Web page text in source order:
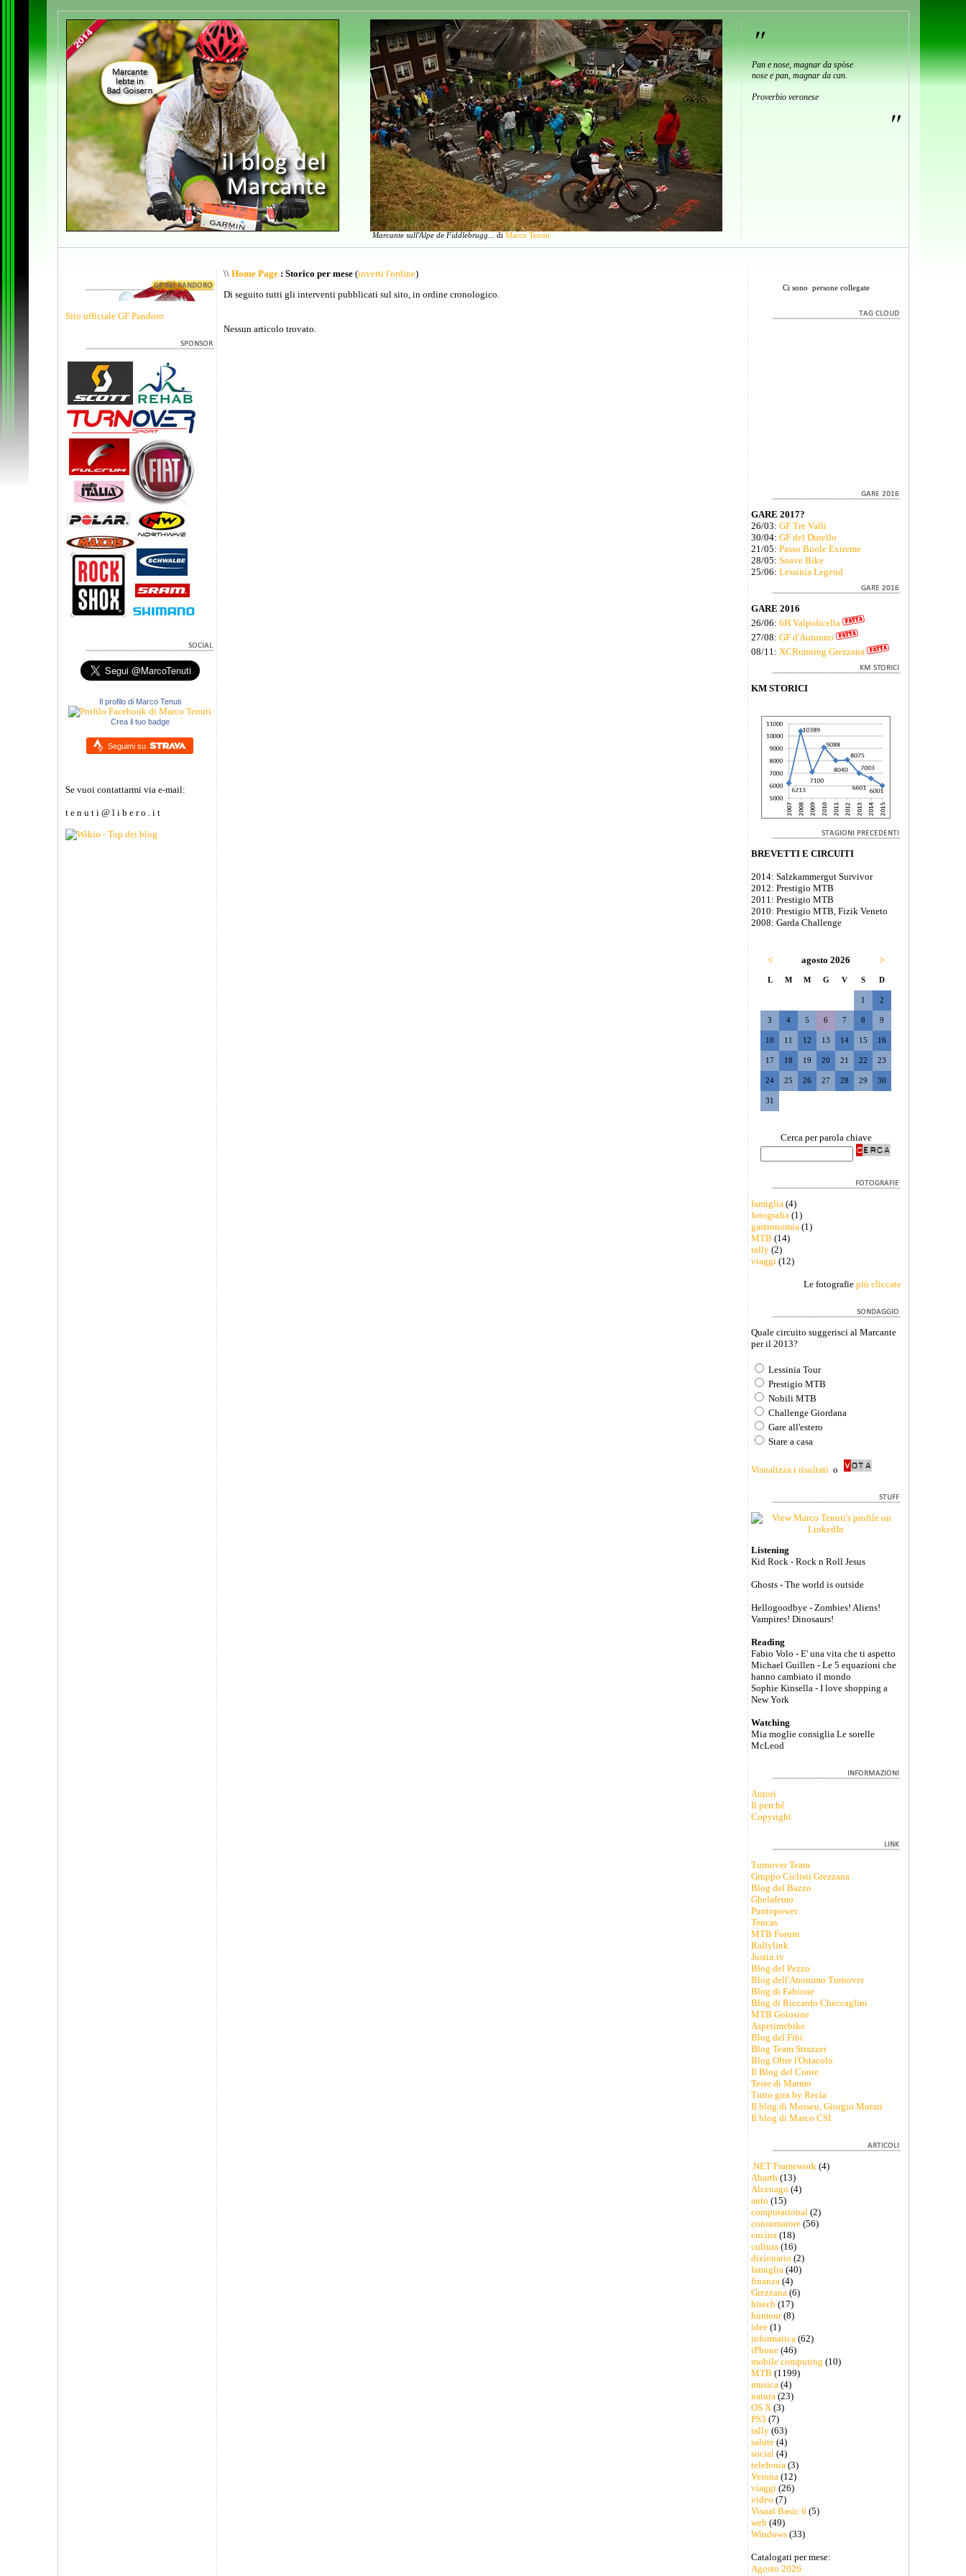
Marcante sull'Alpe de Fiddlebrugg... di Marco Tenuti
"
Pan e nose, magnar da spòse
nose e pan, magnar da can.
Proverbio veronese
"
Sito ufficiale GF Pandoro
Il profilo di Marco Tenuti
Crea il tuo badge
Seguimi su
Se vuoi contattarmi via e-mail:
t e n u t i @ l i b e r o . i t
\\ Home Page: Storico per mese(inverti l'ordine)
Di seguito tutti gli interventi pubblicati sul sito, in ordine cronologico.
Nessun articolo trovato.
Ci sono persone collegate
GARE 2017?
26/03: GF Tre Valli
30/04: GF del Durello
21/05: Passo Buole Extreme
28/05: Soave Bike
25/06: Lessinia Legend
GARE 2016
26/06: 6H Valpolicella
27/08: GF d'Autunno
08/11: XCRunning Grezzana
KM STORICI
BREVETTI E CIRCUITI
2014: Salzkammergut Survivor
2012: Prestigio MTB
2011: Prestigio MTB
2010: Prestigio MTB, Fizik Veneto
2008: Garda Challenge
< agosto 2026 >
L M M G V S D
1 2
3 4 5 6 7 8 9
10 11 12 13 14 15 16
17 18 19 20 21 22 23
24 25 26 27 28 29 30
31
Cerca per parola chiave
famiglia (4)
fotografia (1)
gastronomia (1)
MTB (14)
rally(2)
viaggi (12)
Le fotografie più cliccate
Quale circuito suggerisci al Marcante
per il 2013?
Lessinia Tour
Prestigio MTB
Nobili MTB
Challenge Giordana
Gare all'estero
Stare a casa
Visualizza i risultati o
Listening
Kid Rock - Rock n Roll Jesus
Ghosts - The world is outside
Hellogoodbye - Zombies! Aliens!
Vampires! Dinosaurs!
Reading
Fabio Volo - E' una vita che ti aspetto
Michael Guillen - Le 5 equazioni che
hanno cambiato il mondo
Sophie Kinsella - I love shopping a
New York
Watching
Mia moglie consiglia Le sorelle
McLeod
Autori
Il perché
Copyright
Turnover Team
Gruppo Ciclisti Grezzana
Blog del Bazzo
Ghelafemo
Puntopower
Tencas
MTB Forum
Rallylink
Justin.tv
Blog del Pezzo
Blog dell'Anonimo Turnover
Blog di Fabione
Blog di Riccardo Checcaglini
MTB Golosine
Aspetimebike
Blog del Fibi
Blog Team Strazzer
Blog Oltre l'Ostacolo
Il Blog del Conte
Teste di Marmo
Tutto gira by Recla
Il blog di Musseu, Giorgio Murari
Il blog di Marco CSI
.NET Framework(4)
Abarth(13)
Alcenago (4)
auto (15)
computational(2)
consumatore(56)
cucina(18)
cultura(16)
dizionario (2)
famiglia(40)
finanza(4)
Grezzana(6)
hitech(17)
humour(8)
idee(1)
informatica(62)
iPhone(46)
mobile computing (10)
MTB (1199)
musica(4)
natura(23)
OS X(3)
PS3 (7)
rally(63)
salute(4)
social(4)
telefonia(3)
Verona(12)
viaggi(26)
video (7)
Visual Basic 6 (5)
web (49)
Windows(33)
Catalogati per mese:
Agosto 2026